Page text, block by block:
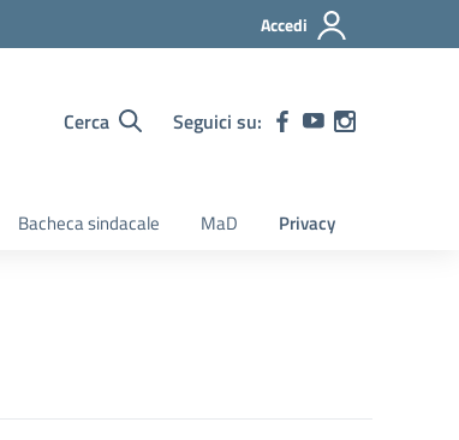
Accedi
Cerca Seguici su:
Bacheca sindacale MaD Privacy